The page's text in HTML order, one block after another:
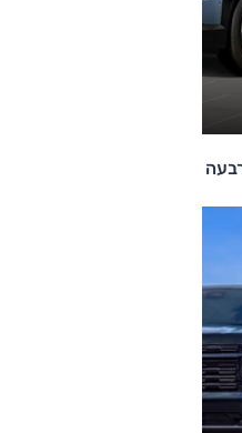
דגמים חדשים בדרך